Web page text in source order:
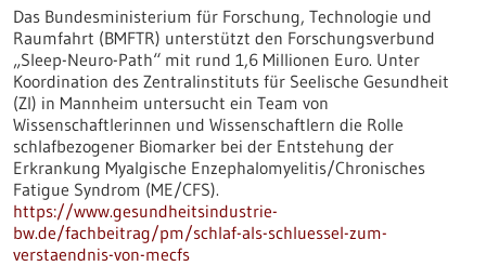
Das Bundesministerium für Forschung, Technologie und
Raumfahrt (BMFTR) unterstützt den Forschungsverbund
„Sleep-Neuro-Path“ mit rund 1,6 Millionen Euro. Unter
Koordination des Zentralinstituts für Seelische Gesundheit
(ZI) in Mannheim untersucht ein Team von
Wissenschaftlerinnen und Wissenschaftlern die Rolle
schlafbezogener Biomarker bei der Entstehung der
Erkrankung Myalgische Enzephalomyelitis/Chronisches
Fatigue Syndrom (ME/CFS).
https://www.gesundheitsindustrie-
bw.de/fachbeitrag/pm/schlaf-als-schluessel-zum-
verstaendnis-von-mecfs